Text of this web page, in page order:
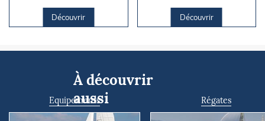
Découvrir Découvrir
À découvrir
aussi
Equipements Régates